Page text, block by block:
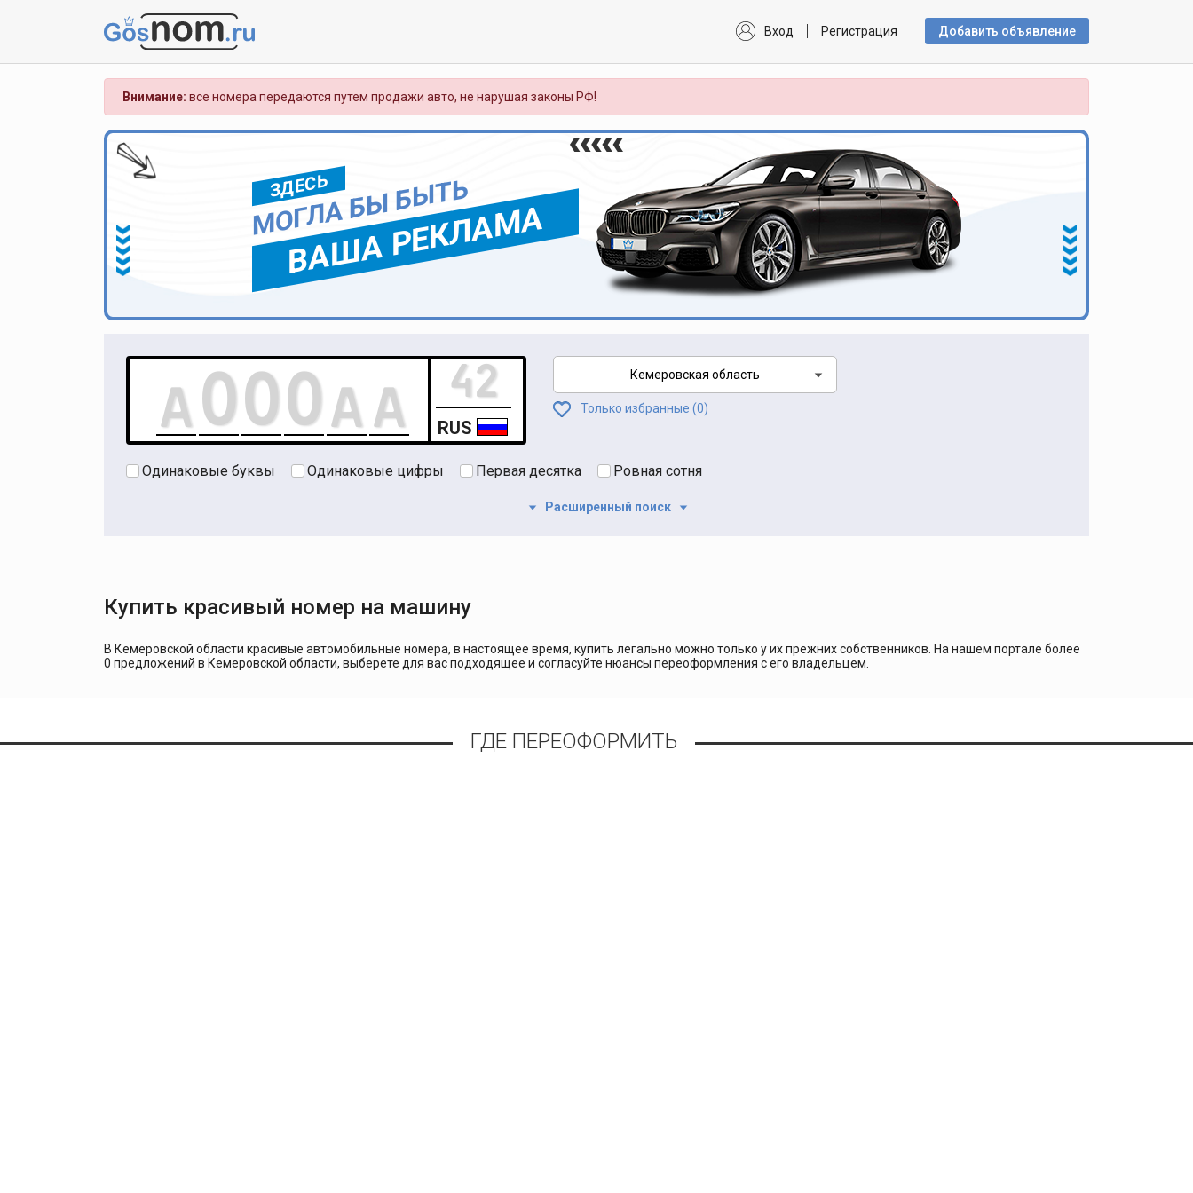
Вход Регистрация Добавить объявлениe
Внимание: все номера передаются путем продажи авто, не нарушая законы РФ!
ЗДЕСЬ
МОГЛА БЫ БЫТЬ
ВАША РЕКЛАМА
RUS
Кемеровская область
Только избранные (0)
Одинаковые буквы Одинаковые цифры Первая десятка Ровная сотня
Расширенный поиск
Купить красивый номер на машину
В Кемеровской области красивые автомобильные номера, в настоящее время, купить легально можно только у их прежних собственников. На нашем портале более
0 предложений в Кемеровской области, выберете для вас подходящее и согласуйте нюансы переоформления с его владельцем.
ГДЕ ПЕРЕОФОРМИТЬ